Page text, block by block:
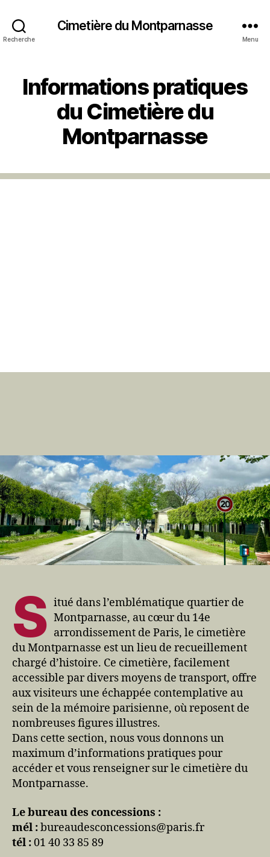
Recherche
Cimetière du Montparnasse
Menu
Informations pratiques
du Cimetière du
Montparnasse
S itué dans l’emblématique quartier de
Montparnasse, au cœur du 14e
arrondissement de Paris, le cimetière
du Montparnasse est un lieu de recueillement
chargé d’histoire. Ce cimetière, facilement
accessible par divers moyens de transport, offre
aux visiteurs une échappée contemplative au
sein de la mémoire parisienne, où reposent de
nombreuses figures illustres.
Dans cette section, nous vous donnons un
maximum d’informations pratiques pour
accéder et vous renseigner sur le cimetière du
Montparnasse.
Le bureau des concessions :
mél :bureaudesconcessions@paris.fr
tél :01 40 33 85 89